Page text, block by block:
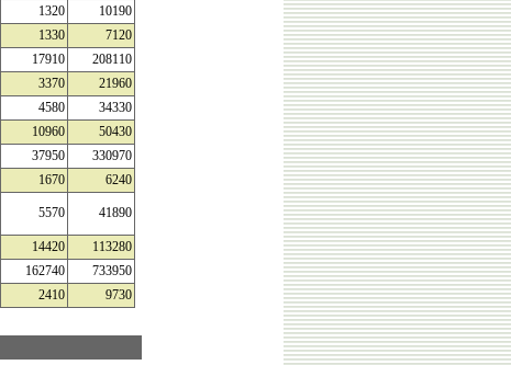
1320
10190
1330
7120
17910
208110
3370
21960
4580
34330
10960
50430
37950
330970
1670 6240
5570 41890
14420
113280
162740
733950
2410 9730